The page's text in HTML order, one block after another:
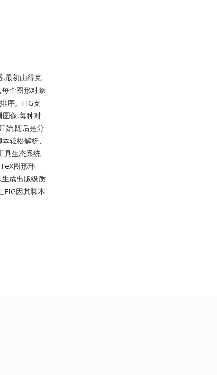
,最初由得克
个图形对象
序。FIG支
图像,每种对
始,随后是分
轻松解析、
具生态系统
图形环
成出版级质
FIG因其脚本